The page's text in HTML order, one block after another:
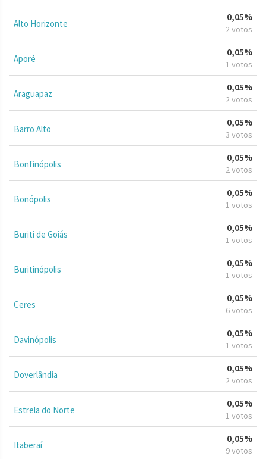
Alto Horizonte
0,05%
2 votos
Aporé
0,05%
1 votos
Araguapaz
0,05%
2 votos
Barro Alto
0,05%
3 votos
Bonfinópolis
0,05%
2 votos
Bonópolis
0,05%
1 votos
Buriti de Goiás
0,05%
1 votos
Buritinópolis
0,05%
1 votos
Ceres
0,05%
6 votos
Davinópolis
0,05%
1 votos
Doverlândia
0,05%
2 votos
Estrela do Norte
0,05%
1 votos
Itaberaí
0,05%
9 votos